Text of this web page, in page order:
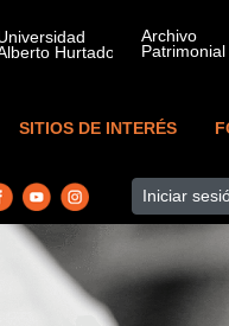
SITIOS DE INTERÉS
Iniciar